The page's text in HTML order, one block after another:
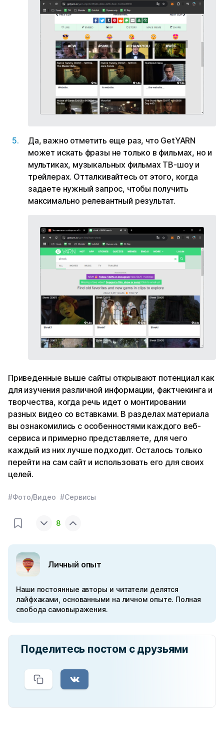
Да, важно отметить еще раз, что GetYARN
может искать фразы не только в фильмах, но и
мультиках, музыкальных фильмах ТВ-шоу и
трейлерах. Отталкивайтесь от этого, когда
задаете нужный запрос, чтобы получить
максимально релевантный результат.
Приведенные выше сайты открывают потенциал как
для изучения различной информации, фактчекинга и
творчества, когда речь идет о монтировании
разных видео со вставками. В разделах материала
вы ознакомились с особенностями каждого веб-
сервиса и примерно представляете, для чего
каждый из них лучше подходит. Осталось только
перейти на сам сайт и использовать его для своих
целей.
#Фото/Видео #Сервисы
8
Личный опыт
Наши постоянные авторы и читатели делятся
лайфхаками, основанными на личном опыте. Полная
свобода самовыражения.
Поделитесь постом с друзьями